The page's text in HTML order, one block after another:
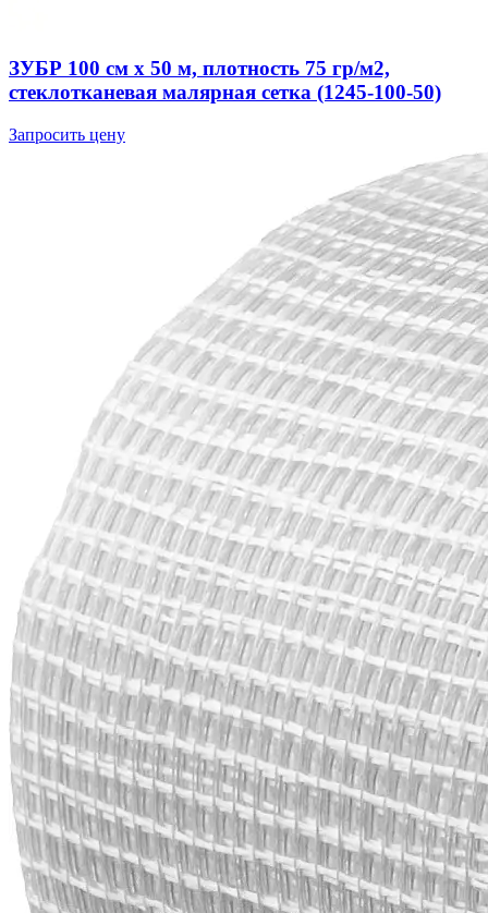
ЗУБР 100 см х 50 м, плотность 75 гр/м2,
стеклотканевая малярная сетка (1245-100-50)
Запросить цену